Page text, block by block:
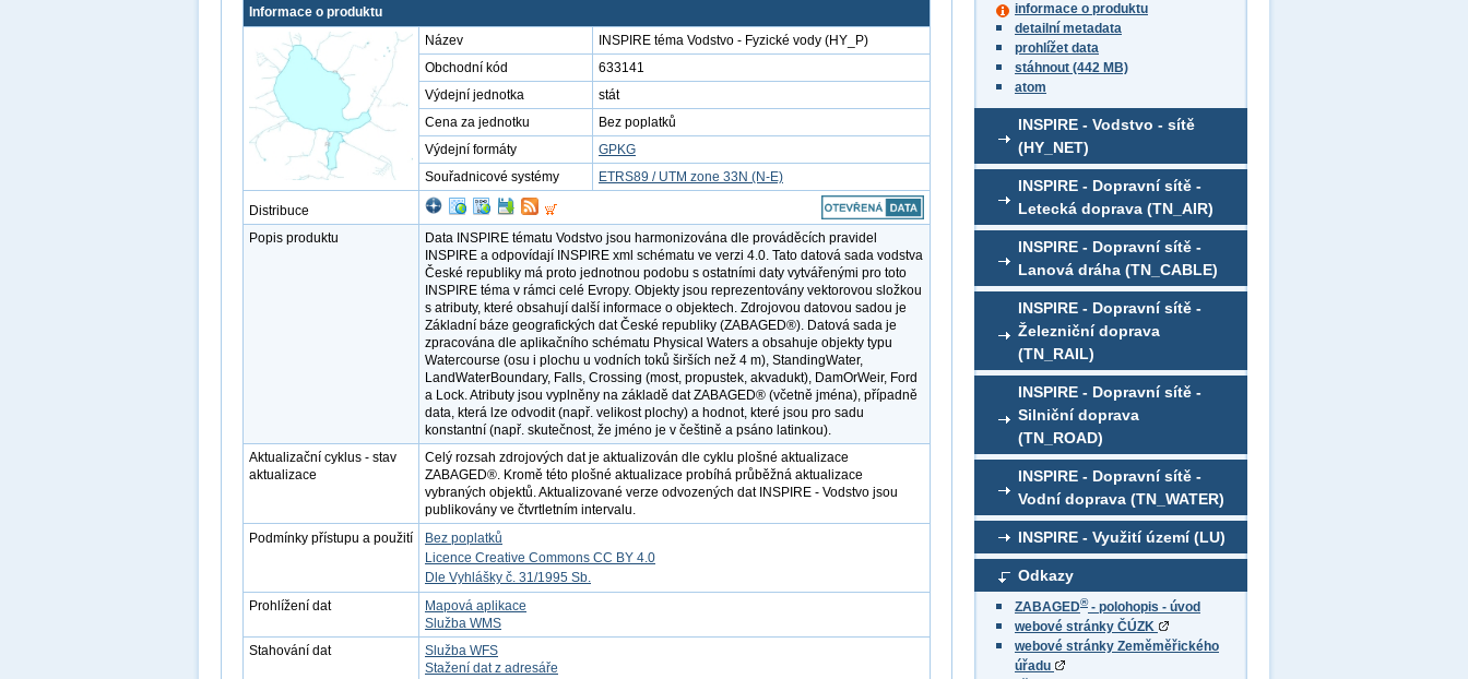
informace o produktu
detailní metadata
prohlížet data
stáhnout (442 MB)
atom
INSPIRE - Vodstvo - sítě
(HY_NET)
INSPIRE - Dopravní sítě -
Letecká doprava (TN_AIR)
INSPIRE - Dopravní sítě -
Lanová dráha (TN_CABLE)
INSPIRE - Dopravní sítě -
Železniční doprava
(TN_RAIL)
INSPIRE - Dopravní sítě -
Silniční doprava
(TN_ROAD)
INSPIRE - Dopravní sítě -
Vodní doprava (TN_WATER)
INSPIRE - Využití území (LU)
Odkazy
ZABAGED®- polohopis - úvod
webové stránky ČÚZK
webové stránky Zeměměřického
úřadu
Informace o produktu
Název
INSPIRE téma Vodstvo - Fyzické vody (HY_P)
Obchodní kód
633141
Výdejní jednotka
stát
Cena za jednotku
Bez poplatků
Výdejní formáty
GPKG
Souřadnicové systémy
ETRS89 / UTM zone 33N (N-E)
Distribuce
Popis produktu
Data INSPIRE tématu Vodstvo jsou harmonizována dle prováděcích pravidel
INSPIRE a odpovídají INSPIRE xml schématu ve verzi 4.0. Tato datová sada vodstva
České republiky má proto jednotnou podobu s ostatními daty vytvářenými pro toto
INSPIRE téma v rámci celé Evropy. Objekty jsou reprezentovány vektorovou složkou
s atributy, které obsahují další informace o objektech. Zdrojovou datovou sadou je
Základní báze geografických dat České republiky (ZABAGED®). Datová sada je
zpracována dle aplikačního schématu Physical Waters a obsahuje objekty typu
Watercourse (osu i plochu u vodních toků širších než 4 m), StandingWater,
LandWaterBoundary, Falls, Crossing (most, propustek, akvadukt), DamOrWeir, Ford
a Lock. Atributy jsou vyplněny na základě dat ZABAGED® (včetně jména), případně
data, která lze odvodit (např. velikost plochy) a hodnot, které jsou pro sadu
konstantní (např. skutečnost, že jméno je v češtině a psáno latinkou).
Aktualizační cyklus - stav
aktualizace
Celý rozsah zdrojových dat je aktualizován dle cyklu plošné aktualizace
ZABAGED®. Kromě této plošné aktualizace probíhá průběžná aktualizace
vybraných objektů. Aktualizované verze odvozených dat INSPIRE - Vodstvo jsou
publikovány ve čtvrtletním intervalu.
Podmínky přístupu a použití
Bez poplatků
Licence Creative Commons CC BY 4.0
Dle Vyhlášky č. 31/1995 Sb.
Prohlížení dat
Mapová aplikace
Služba WMS
Stahování dat
Služba WFS
Stažení dat z adresáře